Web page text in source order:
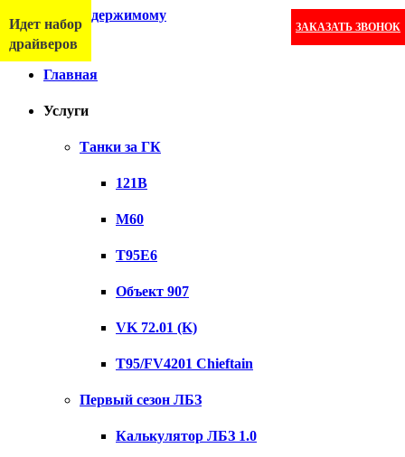
Перейти к содержимому
ЗАКАЗАТЬ ЗВОНОК
Меню
Главная
Услуги
Танки за ГК
121B
M60
T95E6
Объект 907
VK 72.01 (K)
T95/FV4201 Chieftain
Первый сезон ЛБЗ
Калькулятор ЛБЗ 1.0
Идет набор
драйверов